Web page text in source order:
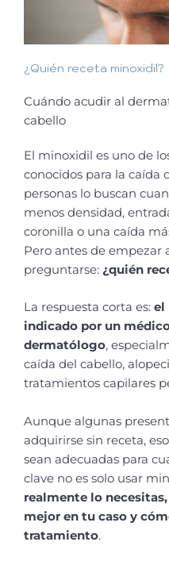
¿Quién receta minoxidil?
Cuándo acudir al
cabello
El minoxidil es uno de
conocidos para la caída
personas lo buscan
menos densidad,
coronilla o una caída
Pero antes de empezar
preguntarse: ¿quién
La respuesta corta es: el
indicado por un
dermatólogo,
caída del cabello,
tratamientos capilares
Aunque algunas
adquirirse sin receta,
sean adecuadas para
clave no es solo usar
realmente lo
mejor en tu caso y
tratamiento.